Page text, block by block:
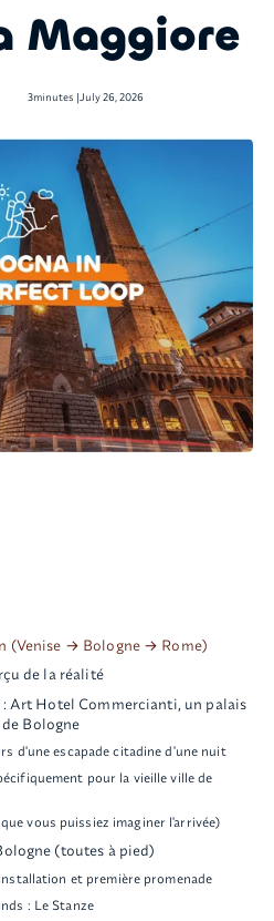
Maggiore
3minutes |July 26, 2026
(Venise → Bologne → Rome)
de la réalité
Art Hotel Commercianti, un palais
Bologne
d'une escapade citadine d'une nuit
pour la vieille ville de
vous puissiez imaginer l'arrivée)
(toutes à pied)
et première promenade
: Le Stanze